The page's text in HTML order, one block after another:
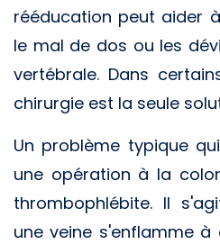
rééducation peut aider
le mal de dos ou les
vertébrale. Dans
chirurgie est la seule
Un problème typique
une opération à la
thrombophlébite. Il
une veine s'enflamme